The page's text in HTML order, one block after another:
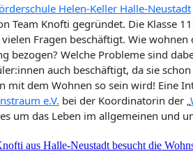
Helen-Keller Halle-Neustadt
Team Knofti gegründet. Die Klasse
Fragen beschäftigt. Wie
bezogen? Welche Probleme sind
auch beschäftigt, da sie
mit dem Wohnen so sein wird! Eine
e.V. bei der Koordinatorin der „
um das Leben im allgemeinen und